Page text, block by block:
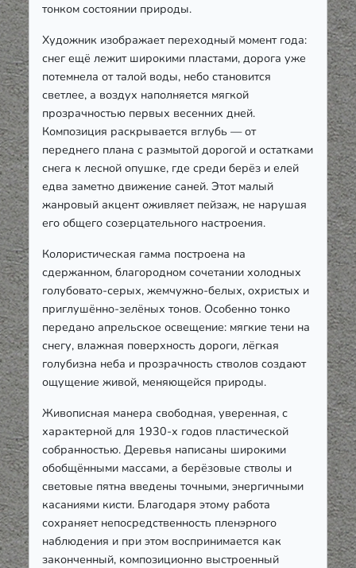
тонком состоянии природы.
Художник изображает переходный момент года:
снег ещё лежит широкими пластами, дорога уже
потемнела от талой воды, небо становится
светлее, а воздух наполняется мягкой
прозрачностью первых весенних дней.
Композиция раскрывается вглубь — от
переднего плана с размытой дорогой и остатками
снега к лесной опушке, где среди берёз и елей
едва заметно движение саней. Этот малый
жанровый акцент оживляет пейзаж, не нарушая
его общего созерцательного настроения.
Колористическая гамма построена на
сдержанном, благородном сочетании холодных
голубовато-серых, жемчужно-белых, охристых и
приглушённо-зелёных тонов. Особенно тонко
передано апрельское освещение: мягкие тени на
снегу, влажная поверхность дороги, лёгкая
голубизна неба и прозрачность стволов создают
ощущение живой, меняющейся природы.
Живописная манера свободная, уверенная, с
характерной для 1930-х годов пластической
собранностью. Деревья написаны широкими
обобщёнными массами, а берёзовые стволы и
световые пятна введены точными, энергичными
касаниями кисти. Благодаря этому работа
сохраняет непосредственность пленэрного
наблюдения и при этом воспринимается как
законченный, композиционно выстроенный